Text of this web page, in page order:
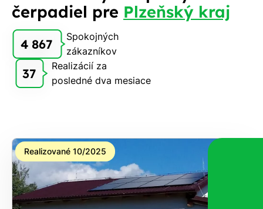
čerpadiel pre Plzeňský kraj
4 867
Spokojných
zákazníkov
37
Realizácií za
posledné dva mesiace
Realizované 10/2025